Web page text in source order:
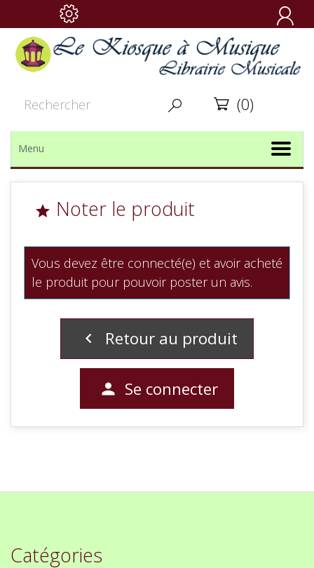

  (0)
Menu
 Noter le produit
Vous devez être connecté(e) et avoir acheté
le produit pour pouvoir poster un avis.
 Retour au produit
 Se connecter
Catégories